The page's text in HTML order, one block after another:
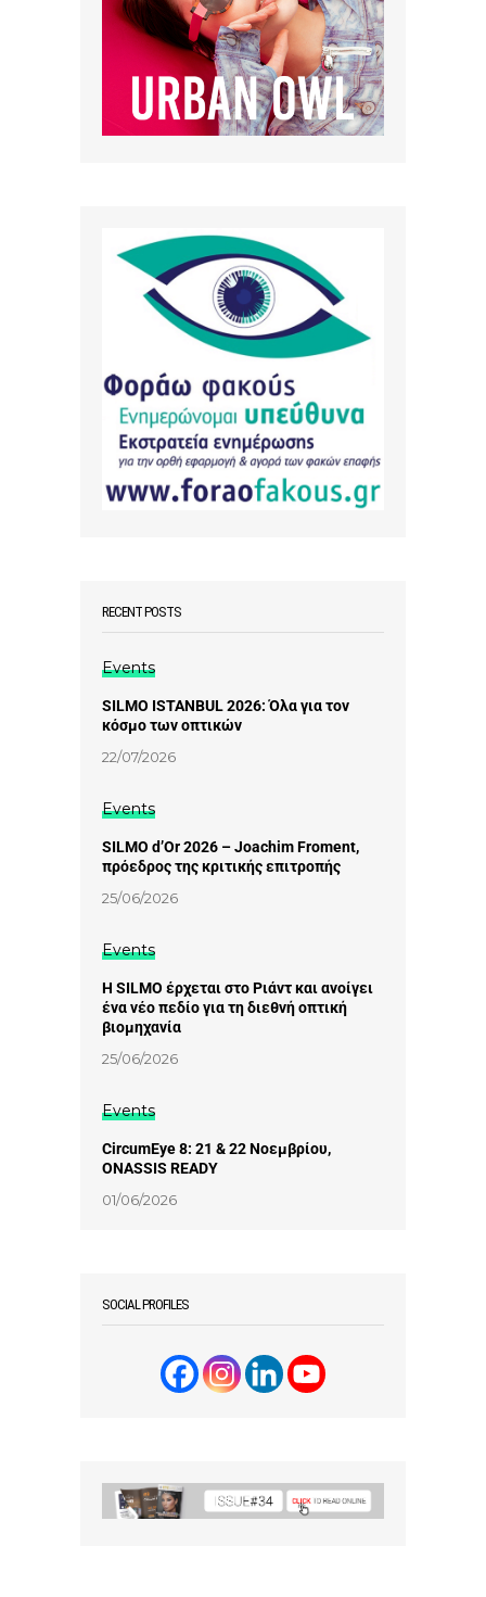
RECENT POSTS
Events
SILMO ISTANBUL 2026: Όλα για τον
κόσμο των οπτικών
22/07/2026
Events
SILMO d’Or 2026 – Joachim Froment,
πρόεδρος της κριτικής επιτροπής
25/06/2026
Events
Η SILMO έρχεται στο Ριάντ και ανοίγει
ένα νέο πεδίο για τη διεθνή οπτική
βιομηχανία
25/06/2026
Events
CircumEye 8: 21 & 22 Νοεμβρίου,
ONASSIS READY
01/06/2026
SOCIAL PROFILES